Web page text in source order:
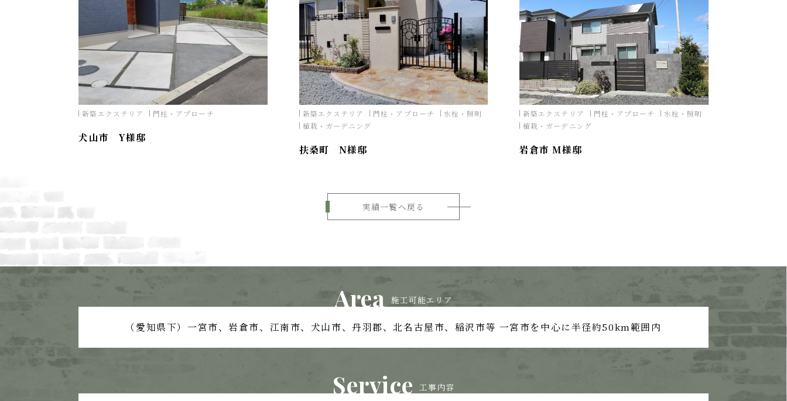
新築エクステリア 門柱・アプローチ
犬山市 Y様邸
新築エクステリア 門柱・アプローチ
水栓・照明
植栽・ガーデニング
扶桑町 N様邸
新築エクステリア 門柱・アプローチ
水栓・照明
植栽・ガーデニング
岩倉市 M様邸
実績一覧へ戻る
Area 施工可能エリア
（愛知県下）一宮市、岩倉市、江南市、 犬山市、丹羽郡、北名古屋市、稲沢市等 一宮市を中心に半径約50km範囲内
Service 工事内容